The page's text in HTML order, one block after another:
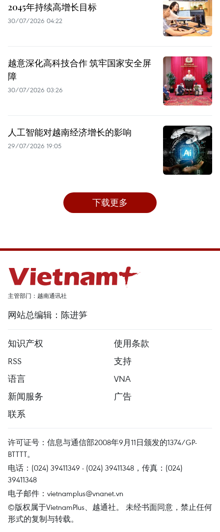
2045年持续高增长目标
30/07/2026 04:22
越意深化高科技合作 筑牢国家安全屏
障
30/07/2026 03:26
人工智能对越南经济增长的影响
29/07/2026 19:05
下载更多
主管部门：越南通讯社
网站总编辑：陈进笋
知识产权
使用条款
RSS
支持
语言
VNA
新闻服务
广告
联系
许可证号：信息与通信部2008年9月11日颁发的1374/GP-
BTTTT。
电话：(024) 39411349 - (024) 39411348，传真：(024)
39411348
电子邮件： vietnamplus@vnanet.vn
©版权属于VietnamPlus、越通社。 未经书面同意，禁止任何
形式的复制与转载。